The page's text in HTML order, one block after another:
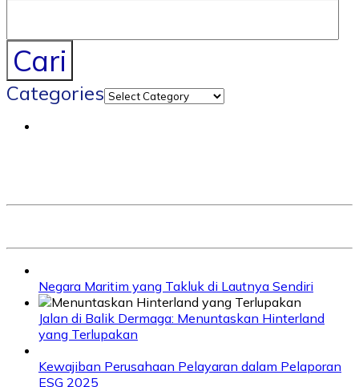
Cari
Categories
Negara Maritim yang Takluk di Lautnya Sendiri
Jalan di Balik Dermaga: Menuntaskan Hinterland
yang Terlupakan
Kewajiban Perusahaan Pelayaran dalam Pelaporan
ESG 2025